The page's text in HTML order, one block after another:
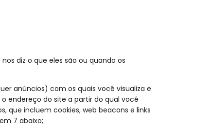
diz o que eles são ou quando os
anúncios) com os quais você visualiza e
endereço do site a partir do qual você
que incluem cookies, web beacons e links
7 abaixo;